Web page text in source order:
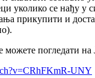
уколико се нађу у
прикупити и
погледати
UNY